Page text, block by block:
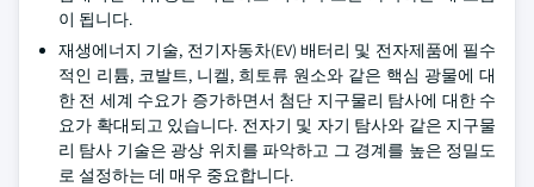
이 됩니다.
재생에너지 기술, 전기자동차(EV) 배터리 및 전자제품에 필수
적인 리튬, 코발트, 니켈, 희토류 원소와 같은 핵심 광물에 대
한 전 세계 수요가 증가하면서 첨단 지구물리 탐사에 대한 수
요가 확대되고 있습니다. 전자기 및 자기 탐사와 같은 지구물
리 탐사 기술은 광상 위치를 파악하고 그 경계를 높은 정밀도
로 설정하는 데 매우 중요합니다.